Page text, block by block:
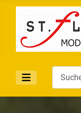
Search